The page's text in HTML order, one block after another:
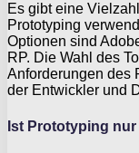
Es gibt eine
Prototyping
Optionen sind
RP. Die Wahl des
Anforderungen des
der Entwickler und
Ist Prototyping